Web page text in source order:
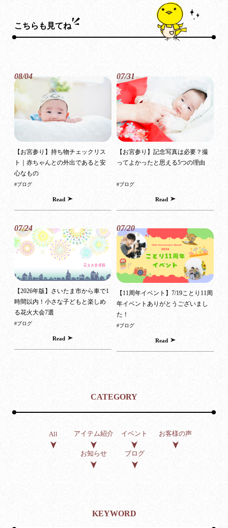
こちらも見てね
08/04
【お宮参り】持ち物チェックリス
ト｜赤ちゃんとの外出であると安
心なもの
#ブログ
Read
07/31
【お宮参り】記念写真は必要？撮
ってよかったと思える5つの理由
#ブログ
Read
07/24
【2026年版】さいたま市から車で1
時間以内！小さな子どもと楽しめ
る花火大会7選
#ブログ
Read
07/20
【11周年イベント】7/19ことり11周
年イベントありがとうございまし
た！
#ブログ
Read
CATEGORY
All アイテム紹介 イベント お客様の声
お知らせ ブログ
KEYWORD